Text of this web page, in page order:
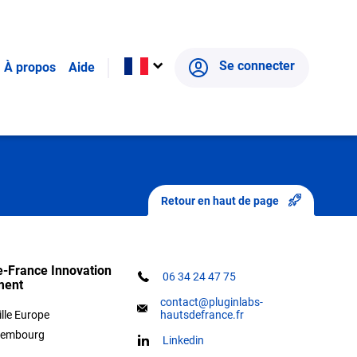
À propos Aide Se connecter
pour trouver la bonne structure
de votre problématique et l’équipe
France Innovation
Europe
06 34 24 47 75
contact@pluginlabs-
hautsdefrance.fr
Linkedin
Retour en haut de page